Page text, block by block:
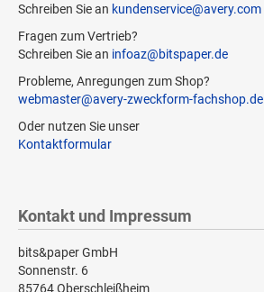
Schreiben Sie an kundenservice@avery.com
Fragen zum Vertrieb?
Schreiben Sie an infoaz@bitspaper.de
Probleme, Anregungen zum Shop?
webmaster@avery-zweckform-fachshop.de
Oder nutzen Sie unser
Kontaktformular
Kontakt und Impressum
bits&paper GmbH
Sonnenstr. 6
85764 Oberschleißheim